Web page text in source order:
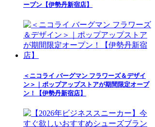
ープン【伊勢丹新宿店】
＜ニコライ バーグマン フラワーズ＆デザイ
ン＞｜ポップアップストアが期間限定オープ
ン！【伊勢丹新宿店】